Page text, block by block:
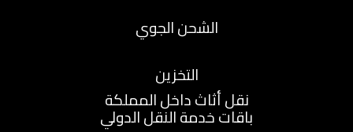
الشحن الجوي
التخزين
نقل أثاث داخل المملكة
باقات خدمة النقل الدولي